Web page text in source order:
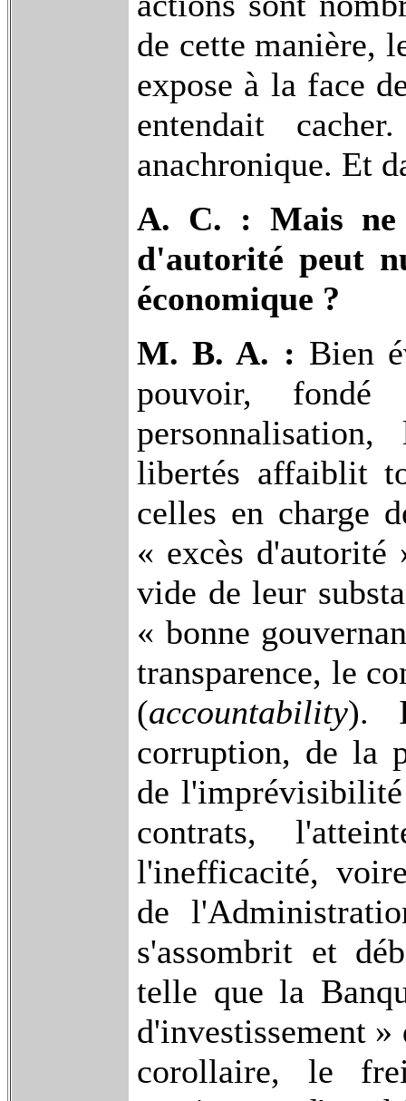
de cette manière,
expose à la face
entendait
anachronique. Et
A. C. : Mais ne
d'autorité peut
économique ?
M. B. A. : Bien
pouvoir,
libertés affaiblit
celles en charge
« excès d'autorité
vide de leur
« bonne
transparence, le
(accountability).
corruption, de la
de
contrats,
l'inefficacité,
de
s'assombrit et
telle que la
d'investissement »
corollaire, le